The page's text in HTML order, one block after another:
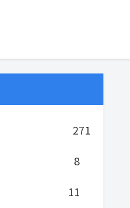
271
8
11